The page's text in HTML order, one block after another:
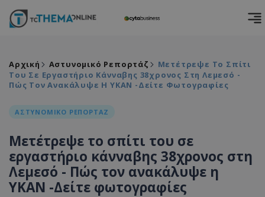
Αρχική Αστυνομικό Ρεπορτάζ
Μετέτρεψε Το Σπίτι
Του Σε Εργαστήριο Κάνναβης 38χρονος Στη Λεμεσό -
Πώς Τον Ανακάλυψε Η ΥΚΑΝ -Δείτε Φωτογραφίες
ΑΣΤΥΝΟΜΙΚΟ ΡΕΠΟΡΤΑΖ
Μετέτρεψε το σπίτι του σε
εργαστήριο κάνναβης 38χρονος στη
Λεμεσό - Πώς τον ανακάλυψε η
ΥΚΑΝ -Δείτε φωτογραφίες